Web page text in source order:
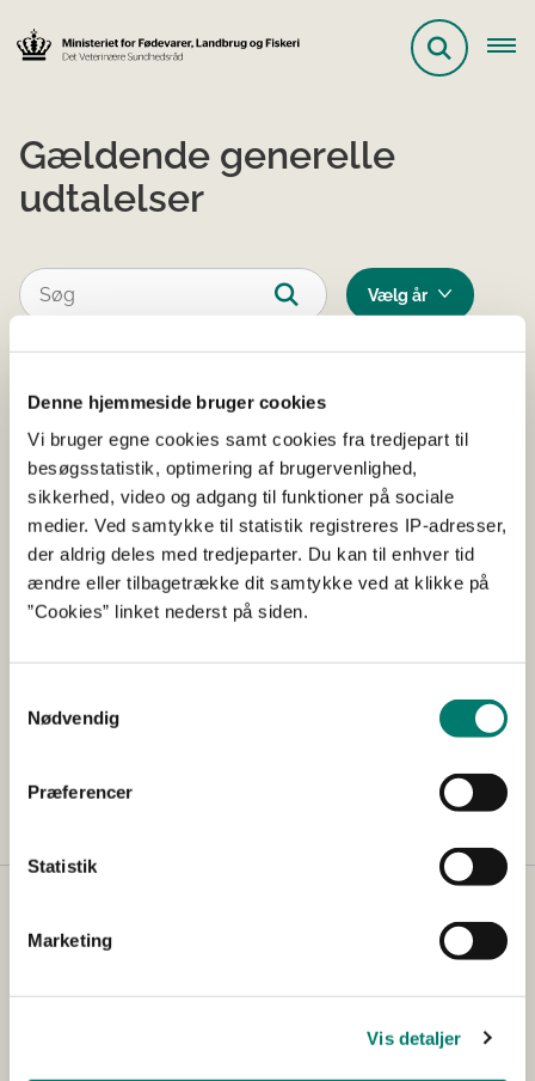
Denne hjemmeside bruger cookies
Vi bruger egne cookies samt cookies fra tredjepart til
besøgsstatistik, optimering af brugervenlighed,
sikkerhed, video og adgang til funktioner på sociale
medier. Ved samtykke til statistik registreres IP-adresser,
der aldrig deles med tredjeparter. Du kan til enhver tid
ændre eller tilbagetrække dit samtykke ved at klikke på
”Cookies” linket nederst på siden.
Nødvendig
Præferencer
Statistik
Marketing
Vis detaljer
Gældende generelle
udtalelser
Udtalelse vedrørende brug af
næsebrems/næseklemme på
heste
DATO FOR UDGIVELSE 19-08-1994
Gældende
Det Veterinære Sundhedsråd er blevet anmodet om en
næsebrems/næseklemme på heste i forbindelse med
Adresse